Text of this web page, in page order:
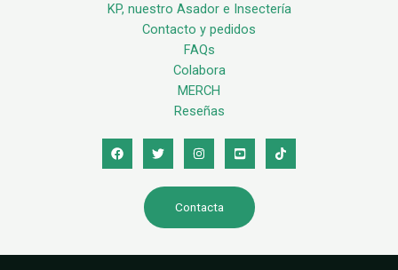
KP, nuestro Asador e Insectería
Contacto y pedidos
FAQs
Colabora
MERCH
Reseñas
Contacta